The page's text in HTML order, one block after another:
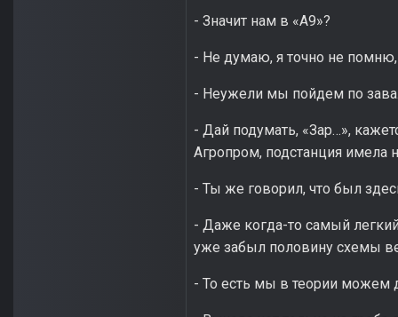
- Значит нам в «А9»?
- Не думаю, я точно не
- Неужели мы пойдем по
- Дай подумать, «Зар…»,
Агропром, подстанция имела
- Ты же говорил, что был
- Даже когда-то самый
уже забыл половину схемы
- То есть мы в теории можем